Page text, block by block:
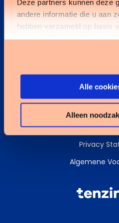
Deze partners kunnen deze
andere informatie die u aan
hebben verzameld op basis
services. U gaat akkoord
Alle
Alleen
Kennisbank
Services
Privacy
Algemene
Tenzinger